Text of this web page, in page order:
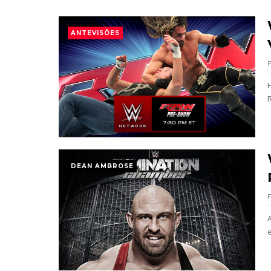
WWE: Possível adversário de Roman
SCSA867 -Aug 05 2026
WWE: Lesão de Brie Bella poderá
SCSA867 Aug 04 2026
VITÓRIA DRAMÁTICA E ATAQUE
Unknown-Aug 04 2026
TENSÃO NO RAW: LA Knight
Unknown-Aug 04 2026
WWE: Novidades sobre gravidade da
ANTEVISÕES
DEAN AMBROSE